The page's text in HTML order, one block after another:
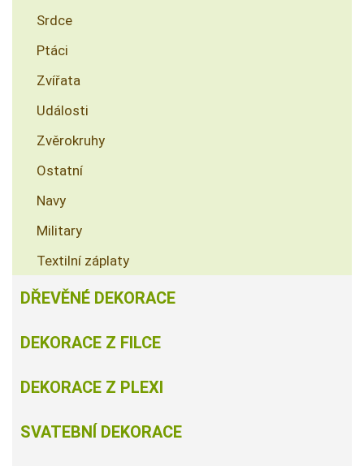
Srdce
Ptáci
Zvířata
Události
Zvěrokruhy
Ostatní
Navy
Military
Textilní záplaty
DŘEVĚNÉ DEKORACE
DEKORACE Z FILCE
DEKORACE Z PLEXI
SVATEBNÍ DEKORACE